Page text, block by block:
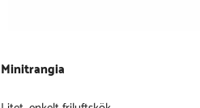
Minitrangia